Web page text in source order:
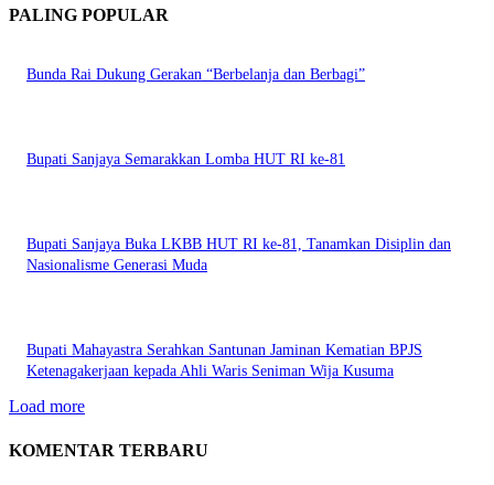
PALING POPULAR
Bunda Rai Dukung Gerakan “Berbelanja dan Berbagi”
Bupati Sanjaya Semarakkan Lomba HUT RI ke-81
Bupati Sanjaya Buka LKBB HUT RI ke-81, Tanamkan Disiplin dan
Nasionalisme Generasi Muda
Bupati Mahayastra Serahkan Santunan Jaminan Kematian BPJS
Ketenagakerjaan kepada Ahli Waris Seniman Wija Kusuma
Load more
KOMENTAR TERBARU